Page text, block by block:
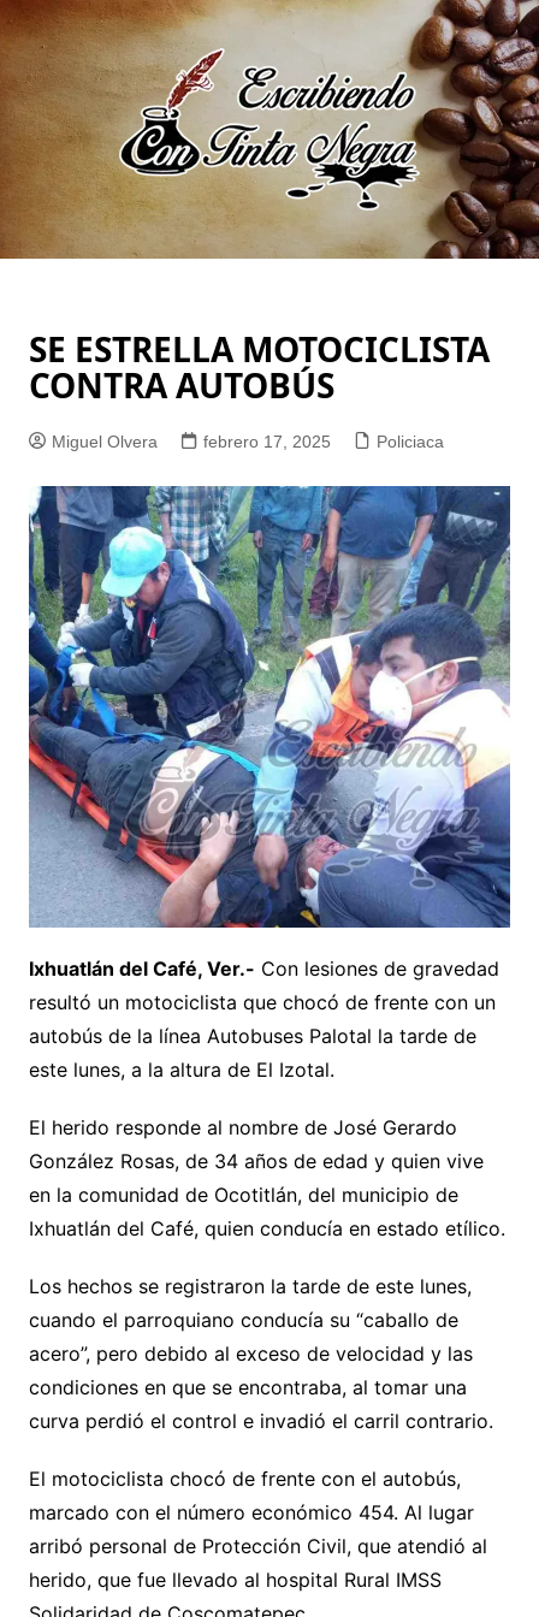
Saltar
al
contenido
SE ESTRELLA MOTOCICLISTA
CONTRA AUTOBÚS
Miguel Olvera febrero 17, 2025 Policiaca
Ixhuatlán del Café, Ver.- Con lesiones de gravedad
resultó un motociclista que chocó de frente con un
autobús de la línea Autobuses Palotal la tarde de
este lunes, a la altura de El Izotal.
El herido responde al nombre de José Gerardo
González Rosas, de 34 años de edad y quien vive
en la comunidad de Ocotitlán, del municipio de
Ixhuatlán del Café, quien conducía en estado etílico.
Los hechos se registraron la tarde de este lunes,
cuando el parroquiano conducía su “caballo de
acero”, pero debido al exceso de velocidad y las
condiciones en que se encontraba, al tomar una
curva perdió el control e invadió el carril contrario.
El motociclista chocó de frente con el autobús,
marcado con el número económico 454. Al lugar
arribó personal de Protección Civil, que atendió al
herido, que fue llevado al hospital Rural IMSS